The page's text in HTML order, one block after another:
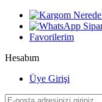
Favorilerim
Hesabım
Üye Girişi